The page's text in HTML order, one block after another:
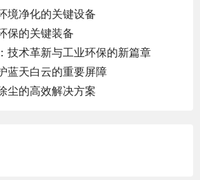
境净化的关键设备
保的关键装备
技术革新与工业环保的新篇章
蓝天白云的重要屏障
尘的高效解决方案